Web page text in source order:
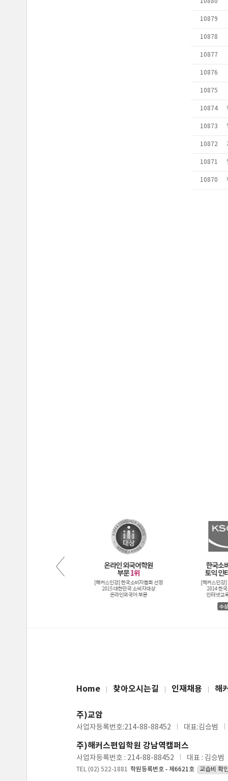
Home 찾아오시는길 인재채용 해
주)교암
사업자등록번호:214-88-88452 대표:김승범
주)해커스편입학원 강남역캠퍼스
사업자등록번호 : 214-88-88452 대표 : 김승범
TEL (02) 522-1881 학원등록번호 - 제6621호 교습비 확